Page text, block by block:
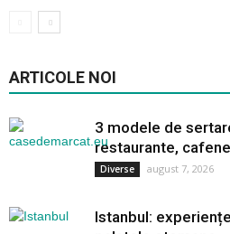
ARTICOLE NOI
3 modele de
restaurante,
Diverse august 7, 2026
Istanbul: